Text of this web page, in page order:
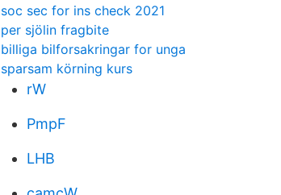
soc sec for ins check 2021
per sjölin fragbite
billiga bilforsakringar for unga
sparsam körning kurs
rW
PmpF
LHB